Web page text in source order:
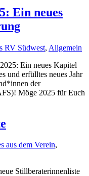
Ein neues
RV Südwest, Allgemein
Ein neues Kapitel
und erfülltes neues Jahr
der
Möge 2025 für Euch
aus dem Verein,
Stillberaterinnenliste